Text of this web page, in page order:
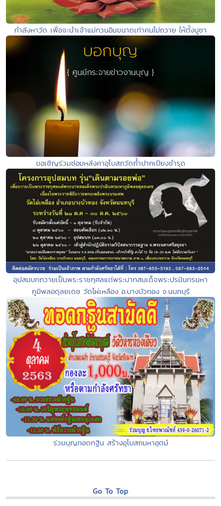
กำลังหาวัด เพื่อจะนำเจ้าแม่กวนอิมขนาดเท่าคนไปถวาย ให้ตั้งบูชา
ขอเชิญร่วมซ่อมหลังคาอุโบสถวัดถ้ำปากเปียงชำรุด
อุปสมบทถวายเป็นพระราชกุศลแด่พระบาทสมเด็จพระปรมินทรมหา
ภูมิพลอดุลยเดช วัดไผ่เหลือง อ.บางบัวทอง จ.นนทบุรี
ร่วมบุญทอดกฐิน สร้างอุโบสถมหาอุตม์
Go To Top